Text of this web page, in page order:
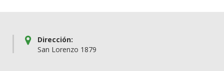
Dirección:
San Lorenzo 1879